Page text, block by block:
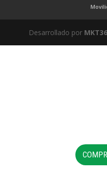
Desarrollado por